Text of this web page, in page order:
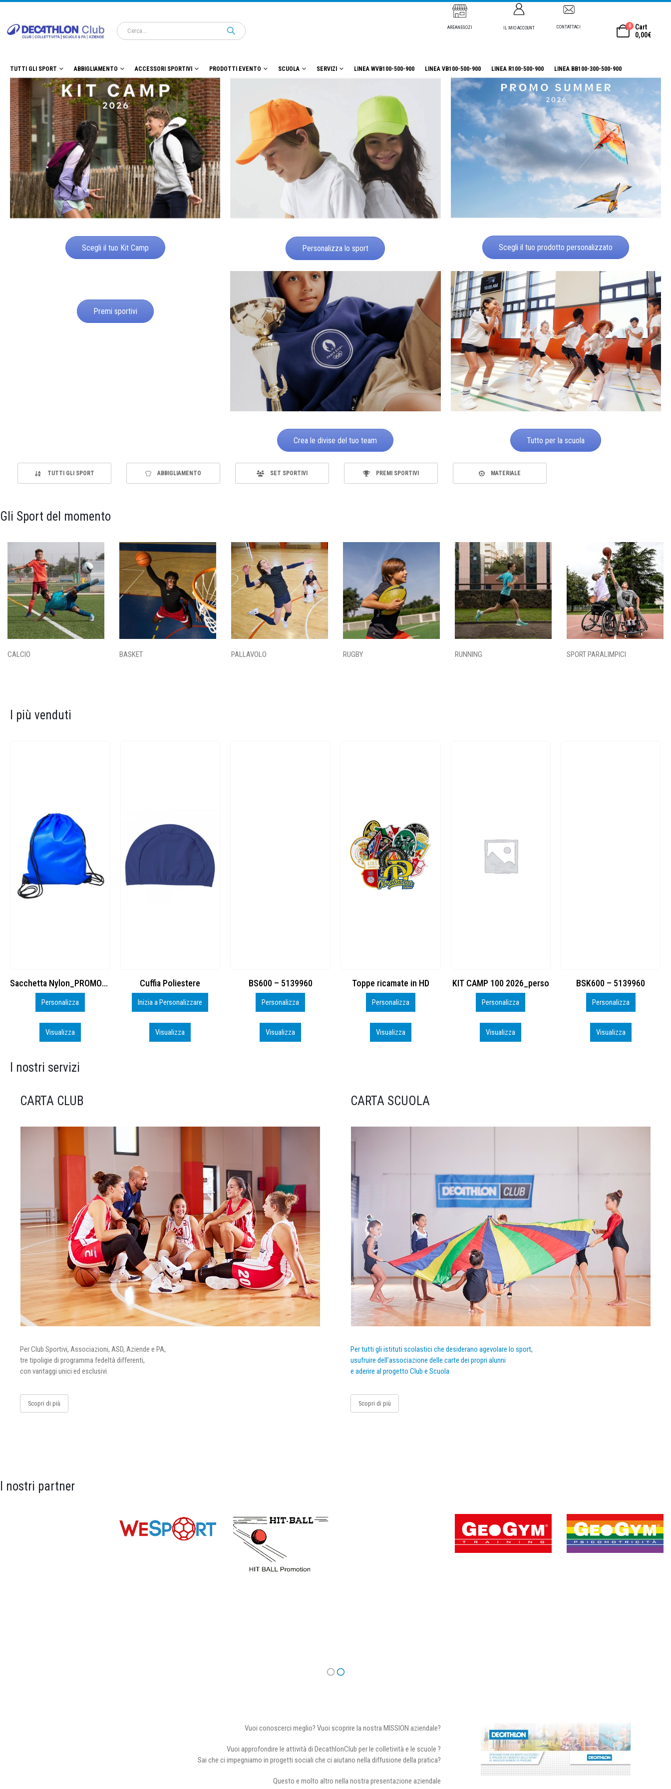
AREANEGOZI IL MIO ACCOUNT CONTATTACI 0
Cart
0,00€
TUTTI GLI SPORT ABBIGLIAMENTO ACCESSORI SPORTIVI PRODOTTI EVENTO SCUOLA SERVIZI LINEA WVB100-500-900 LINEA VB100-500-900 LINEA R100-500-900 LINEA BB100-300-500-900
Scegli il tuo Kit Camp Personalizza lo sport Scegli il tuo prodotto personalizzato
Premi sportivi
Crea le divise del tuo team Tutto per la scuola
TUTTI GLI SPORT ABBIGLIAMENTO SET SPORTIVI PREMI SPORTIVI MATERIALE
Gli Sport del momento
CALCIO BASKET PALLAVOLO RUGBY RUNNING SPORT PARALIMPICI
I più venduti
Cuffia Poliestere
Inizia a Personalizzare
Visualizza
BS600 – 5139960
Personalizza
Visualizza
Toppe ricamate in HD
Personalizza
Visualizza
KIT CAMP 100 2026_perso
Personalizza
Visualizza
BSK600 – 5139960
Personalizza
Visualizza
DTF
Personalizza
Visualizza
I nostri servizi
CARTA CLUB
Per Club Sportivi, Associazioni, ASD, Aziende e PA,
tre tipoligie di programma fedeltà differenti,
con vantaggi unici ed esclusivi.
Scopri di più
CARTA SCUOLA
Per tutti gli istituti scolastici che desiderano agevolare lo sport,
usufruire dell’associazione delle carte dei propri alunni
e aderire al progetto Club e Scuola
Scopri di più
I nostri partner
Vuoi conoscerci meglio? Vuoi scoprire la nostra MISSION aziendale?
Vuoi approfondire le attività di DecathlonClub per le colletività e le scuole ?
Sai che ci impegniamo in progetti sociali che ci aiutano nella diffusione della pratica?
Questo e molto altro nella nostra presentazione aziendale